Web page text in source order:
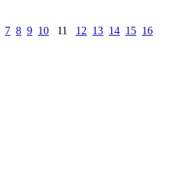
7 8 9 10 11 12 13 14 15 16